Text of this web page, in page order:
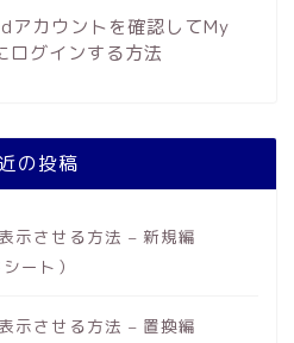
アカウントを確認してMy
ログインする方法
の投稿
示させる方法 – 新規編
ート）
示させる方法 – 置換編